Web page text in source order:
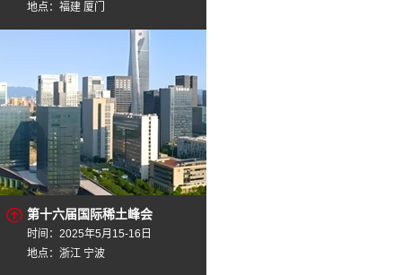
地点：福建 厦门
第十六届国际稀土峰会
时间：2025年5月15-16日
地点：浙江 宁波